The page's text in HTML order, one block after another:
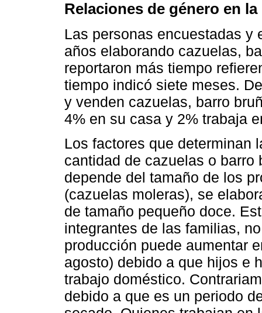
Relaciones de género en
Las personas encuestadas y
años elaborando cazuelas,
reportaron más tiempo
tiempo indicó siete meses.
y venden cazuelas, barro
4% en su casa y 2% trabaja
Los factores que determinan
cantidad de cazuelas o
depende del tamaño de los
(cazuelas moleras), se
de tamaño pequeño doce.
integrantes de las familias,
producción puede aumentar
agosto) debido a que hijos e
trabajo doméstico.
debido a que es un periodo